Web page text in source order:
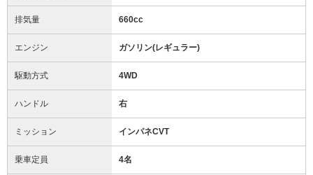
排気量 660cc
エンジン ガソリン(レギュラー)
駆動方式 4WD
ハンドル 右
ミッション インパネCVT
乗車定員 4名